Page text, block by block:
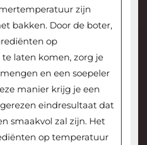
zijn
bakken. Door de boter,
op
laten komen, zorg je
en een soepeler
manier krijg je een
eindresultaat dat
smaakvol zal zijn. Het
op temperatuur